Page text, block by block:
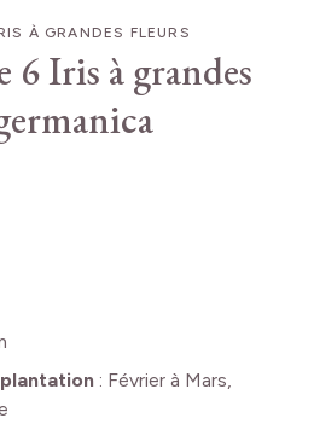
À GRANDES FLEURS
Iris à grandes
: Février à Mars,